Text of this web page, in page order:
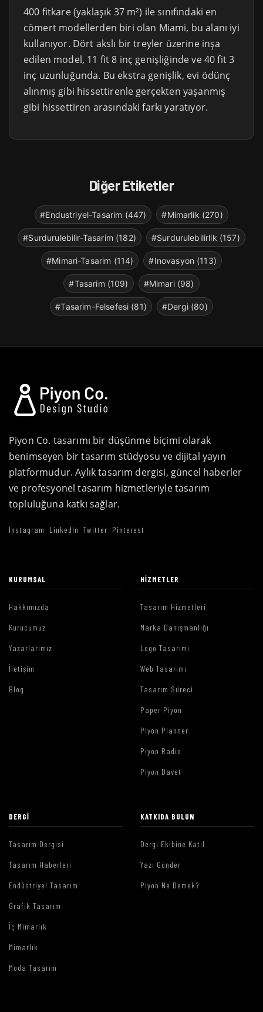
400 fitkare (yaklaşık 37 m²) ile sınıfındaki en
cömert modellerden biri olan Miami, bu alanı iyi
kullanıyor. Dört akslı bir treyler üzerine inşa
edilen model, 11 fit 8 inç genişliğinde ve 40 fit 3
inç uzunluğunda. Bu ekstra genişlik, evi ödünç
alınmış gibi hissettirenle gerçekten yaşanmış
gibi hissettiren arasındaki farkı yaratıyor.
Diğer Etiketler
#Endustriyel-Tasarim (447) #Mimarlik (270)
#Surdurulebilir-Tasarim (182) #Surdurulebilirlik (157)
#Mimari-Tasarim (114) #Inovasyon (113)
#Tasarim (109) #Mimari (98)
#Tasarim-Felsefesi (81) #Dergi (80)
Piyon Co. tasarımı bir düşünme biçimi olarak
benimseyen bir tasarım stüdyosu ve dijital yayın
platformudur. Aylık tasarım dergisi, güncel haberler
ve profesyonel tasarım hizmetleriyle tasarım
topluluğuna katkı sağlar.
Instagram LinkedIn Twitter Pinterest
KURUMSAL
Hakkımızda
Kurucumuz
Yazarlarımız
İletişim
Blog
HIZMETLER
Tasarım Hizmetleri
Marka Danışmanlığı
Logo Tasarımı
Web Tasarımı
Tasarım Süreci
Paper Piyon
Piyon Planner
Piyon Radio
Piyon Davet
DERGI
Tasarım Dergisi
Tasarım Haberleri
Endüstriyel Tasarım
Grafik Tasarım
İç Mimarlık
Mimarlık
Moda Tasarım
KATKIDA BULUN
Dergi Ekibine Katıl
Yazı Gönder
Piyon Ne Demek?